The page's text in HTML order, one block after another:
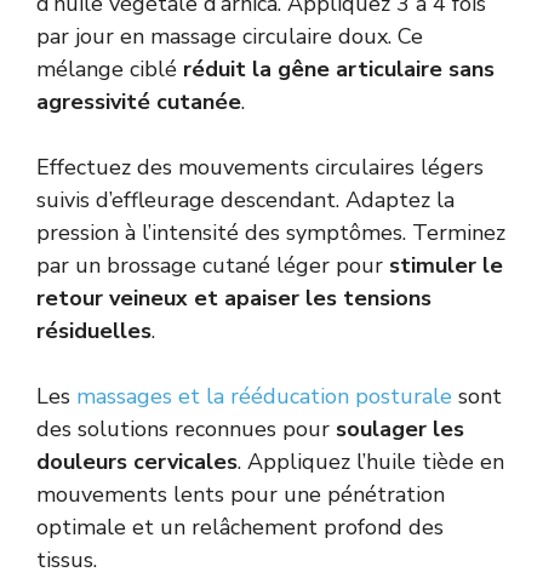
par jour en massage circulaire doux. Ce
mélange ciblé réduit la gêne articulaire sans
agressivité cutanée.
Effectuez des mouvements circulaires légers
suivis d’effleurage descendant. Adaptez la
pression à l’intensité des symptômes. Terminez
par un brossage cutané léger pour stimuler le
retour veineux et apaiser les tensions
résiduelles.
Les massages et la rééducation posturale sont
des solutions reconnues pour soulager les
douleurs cervicales. Appliquez l’huile tiède en
mouvements lents pour une pénétration
optimale et un relâchement profond des
tissus.